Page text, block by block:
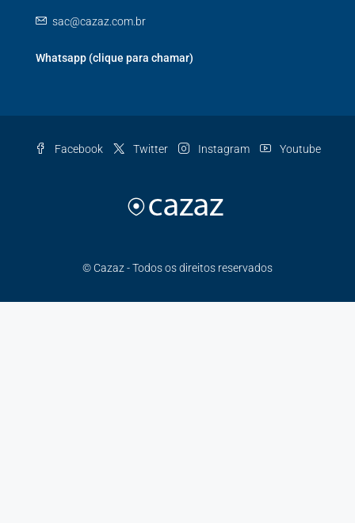
sac@cazaz.com.br
Whatsapp (clique para chamar)
Facebook Twitter Instagram Youtube
© Cazaz - Todos os direitos reservados